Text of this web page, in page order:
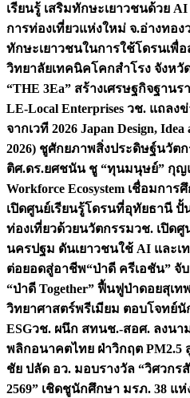
เรียนรู้ เสริมทักษะเยาวชนด้วย
การท่องเที่ยวแห่งใหม่ จ.อ่างทอง
ทักษะเยาวชนในการใช้โดรนเพื่
วิทยาลัยเทคนิคโคกสำโรง จังหวั
“THE 3Ea” สร้างเศรษฐกิจฐาน
LE-Local Enterprises วช. แถลง
จากเวที 2026 Japan Design,
2026) ชูศักยภาพสิ่งประดิษฐ์นวัต
ติศ.ดร.ยศชนัน ชู “ทุนมนุษย์” กุญ
Workforce Ecosystem เชื่อมกา
เปิดศูนย์เรียนรู้โดรนที่อุทัยธานี
ท่องเที่ยวด้วยนวัตกรรมวช. เปิด
นครปฐม ดันเยาวชนใช้ AI และเ
ต่อยอดสู่อาชีพ“ป่าดี ครีเอชัน” จั
“ป่าดี Together” ฟื้นฟูป่าดอยสุเท
วิทยาศาสตร์พรีเมียม ตอบโจทย์นั
ESGวช. ผนึก สทนช.-สอศ. ลงนา
พลิกอนาคตไทย ฝ่าวิกฤต PM2.5
ชัย ปลัด อว. มอบรางวัล “วิศวก
2569” เชิดชูนักศึกษา มรภ. 38